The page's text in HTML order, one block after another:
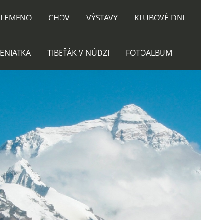
CHOV VÝSTAVY KLUBOVÉ DNI
TIBEŤÁK V NÚDZI FOTOALBUM